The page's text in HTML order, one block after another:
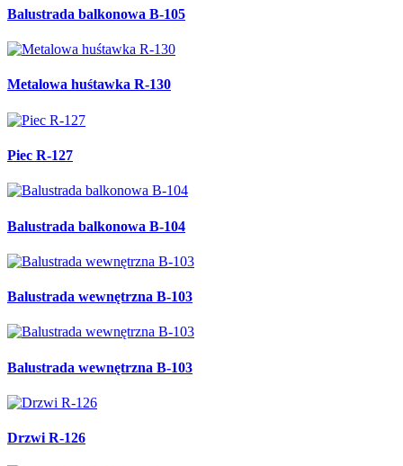
Balustrada balkonowa B-105
Metalowa huśtawka R-130
Piec R-127
Balustrada balkonowa B-104
Balustrada wewnętrzna B-103
Balustrada wewnętrzna B-103
Drzwi R-126